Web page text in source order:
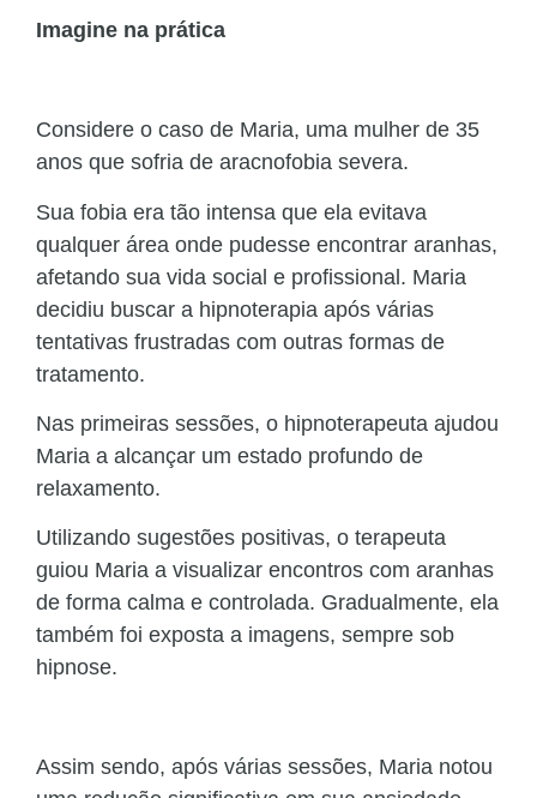
Imagine na prática
Considere o caso de Maria, uma mulher de 35
anos que sofria de aracnofobia severa.
Sua fobia era tão intensa que ela evitava
qualquer área onde pudesse encontrar aranhas,
afetando sua vida social e profissional. Maria
decidiu buscar a hipnoterapia após várias
tentativas frustradas com outras formas de
tratamento.
Nas primeiras sessões, o hipnoterapeuta ajudou
Maria a alcançar um estado profundo de
relaxamento.
Utilizando sugestões positivas, o terapeuta
guiou Maria a visualizar encontros com aranhas
de forma calma e controlada. Gradualmente, ela
também foi exposta a imagens, sempre sob
hipnose.
Assim sendo, após várias sessões, Maria notou